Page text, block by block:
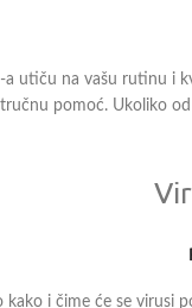
utiču na vašu rutinu i
pomoć. Ukoliko
kako i čime će se virusi